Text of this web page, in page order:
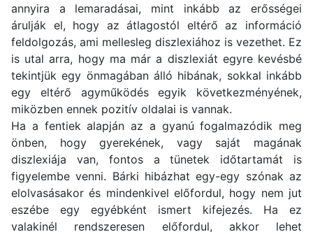
annyira a lemaradásai, mint inkább az erősségei
árulják el, hogy az átlagostól eltérő az információ
feldolgozás, ami mellesleg diszlexiához is vezethet. Ez
is utal arra, hogy ma már a diszlexiát egyre kevésbé
tekintjük egy önmagában álló hibának, sokkal inkább
egy eltérő agyműködés egyik következményének,
miközben ennek pozitív oldalai is vannak.
Ha a fentiek alapján az a gyanú fogalmazódik meg
önben, hogy gyerekének, vagy saját magának
diszlexiája van, fontos a tünetek időtartamát is
figyelembe venni. Bárki hibázhat egy-egy szónak az
elolvasásakor és mindenkivel előfordul, hogy nem jut
eszébe egy egyébként ismert kifejezés. Ha ez
valakinél rendszeresen előfordul, akkor lehet